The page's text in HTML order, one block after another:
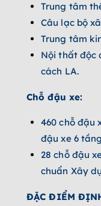
Trung tâm
Câu lạc bộ
Trung tâm
Nội thất độc
cách LA.
Chỗ đậu xe:
460 chỗ đậu
đậu xe 6
28 chỗ đậu
chuẩn Xây
ĐẶC ĐIỂM